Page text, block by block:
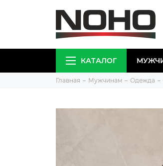
КАТАЛОГ
Главная Мужчинам Одежда